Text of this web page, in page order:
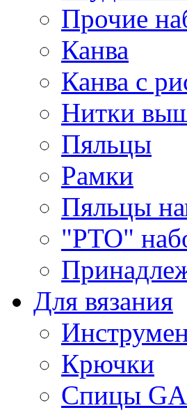
Прочие
Канва
Канва с
Нитки
Пяльцы
Рамки
Пяльцы
"РТО"
Для вязания
Крючки
Спицы